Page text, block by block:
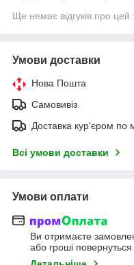
Ще немає відгуків про цей
Умови доставки
Нова Пошта
Самовивіз
Доставка кур'єром по
Всі умови доставки
Умови оплати
Ви отримаєте
або гроші